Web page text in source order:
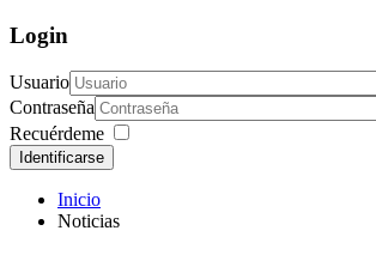
Login
Usuario
Contraseña
Recuérdeme
Identificarse
Inicio
Noticias